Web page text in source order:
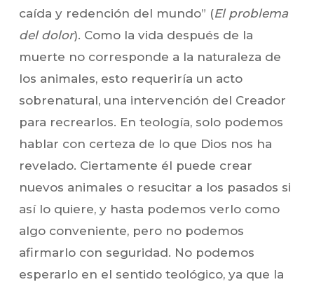
caída y redención del mundo” (El problema
del dolor). Como la vida después de la
muerte no corresponde a la naturaleza de
los animales, esto requeriría un acto
sobrenatural, una intervención del Creador
para recrearlos. En teología, solo podemos
hablar con certeza de lo que Dios nos ha
revelado. Ciertamente él puede crear
nuevos animales o resucitar a los pasados si
así lo quiere, y hasta podemos verlo como
algo conveniente, pero no podemos
afirmarlo con seguridad. No podemos
esperarlo en el sentido teológico, ya que la